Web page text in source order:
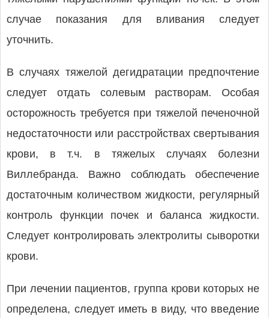
случае показания для вливания следует
уточнить.
В случаях тяжелой дегидратации предпочтение
следует отдать солевым растворам. Особая
осторожность требуется при тяжелой печеночной
недостаточности или расстройствах свертывания
крови, в т.ч. в тяжелых случаях болезни
Виллебранда. Важно соблюдать обеспечение
достаточным количеством жидкости, регулярный
контроль функции почек и баланса жидкости.
Следует контролировать электролиты сыворотки
крови.
При лечении пациентов, группа крови которых не
определена, следует иметь в виду, что введение